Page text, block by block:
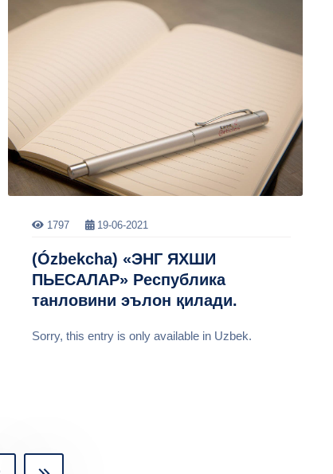
1797 19-06-2021
(Ózbekcha) «ЭНГ ЯХШИ
ПЬЕСАЛАР» Республика
танловини эълон қилади.
Sorry, this entry is only available in Uzbek.